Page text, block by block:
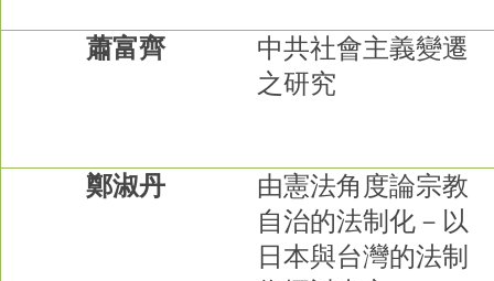
蕭富齊
中共社會主義變遷
之研究
鄭淑丹
由憲法角度論宗教
自治的法制化－以
日本與台灣的法制